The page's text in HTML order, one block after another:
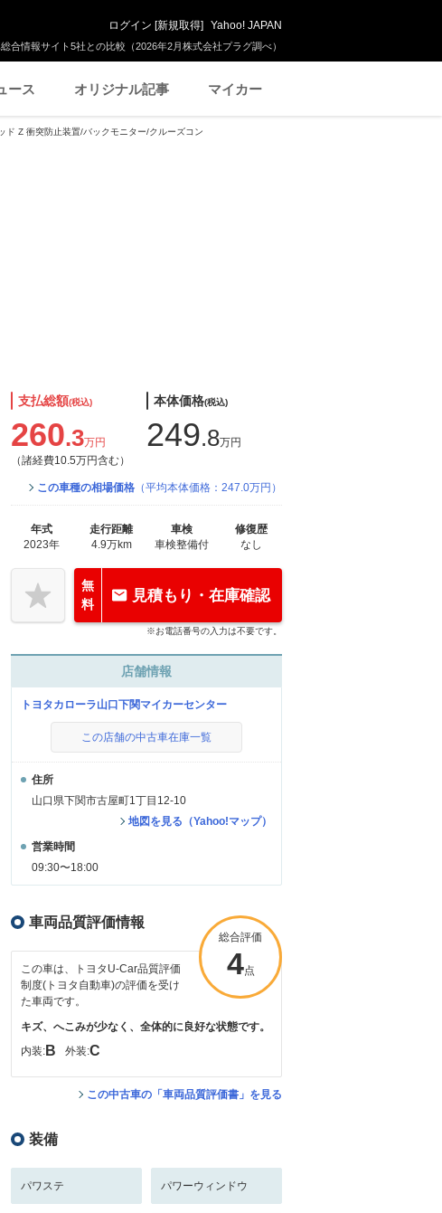
合情報サイト5社との比較（2026年2月株式会社プラグ調べ）
ログイン [新規取得] Yahoo! JAPAN
ース オリジナル記事 マイカー
ド Z 衝突防止装置/バックモニター/クルーズコン
支払総額(税込)
260.3万円
（諸経費10.5万円含む）
本体価格(税込)
249.8万円
この車種の相場価格 （平均本体価格：247.0万円）
年式
2023年
走行距離
4.9万km
車検
車検整備付
修復歴
なし
無
料
見積もり・在庫確認
※お電話番号の入力は不要です。
店舗情報
トヨタカローラ山口下関マイカーセンター
この店舗の中古車在庫一覧
住所
山口県下関市古屋町1丁目12-10
地図を見る（Yahoo!マップ）
営業時間
09:30〜18:00
車両品質評価情報
総合評価
4点
この車は、トヨタU-Car品質評価
制度(トヨタ自動車)の評価を受け
た車両です。
キズ、へこみが少なく、全体的に良好な状態です。
内装: B 外装:C
この中古車の「車両品質評価書」を見る
装備
パワステ パワーウィンドウ